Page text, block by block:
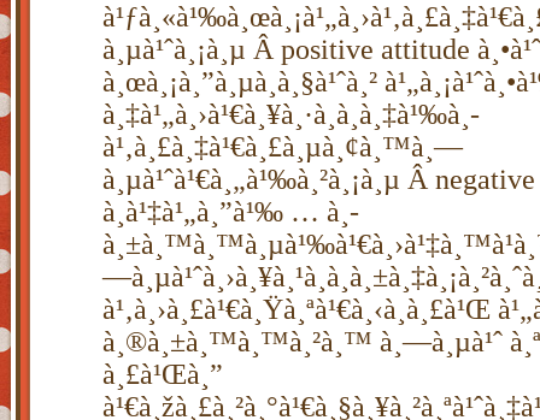
à¸µà¹ˆà¸¡à¸µ Â positive attitude
à¸œà¸¡à¸”à¸µà¸à¸§à¹ˆà¸²
à¸‡à¹„à¸›à¹€à¸¥à¸·à¸­à¸à¸‡à¹‰à¸­
à¹‚à¸£à¸‡à¹€à¸£à¸µà¸¢à¸™à¸—
à¸µà¹ˆà¹€à¸„à¹‰à¸²à¸¡à¸µ Â
à¸à¹‡à¹„à¸”à¹‰ … à¸­
à¹‚à¸›à¸£à¹€à¸Ÿà¸ªà¹€à¸‹à¸­à¸£à¹Œ
à¸®à¸±à¸™à¸™à¸²à¸™ à¸—à¸µà¹ˆ
à¸£à¹Œà¸”